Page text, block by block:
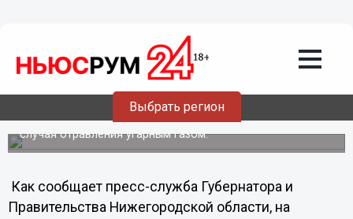
Выбрать регион
Валерий Шанцев раскритиковал глав
районов, не завершивших проверки
газового оборудования
В сентябре в Нижегородской области произошло три
случая отравления угарным газом.
Как сообщает пресс-служба Губернатора и
Правительства Нижегородской области, на